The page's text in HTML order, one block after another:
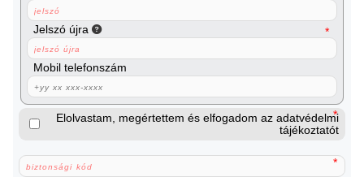
Jelszó újra
Mobil telefonszám
Elolvastam, megértettem és elfogadom az adatvédelmi
tájékoztatót